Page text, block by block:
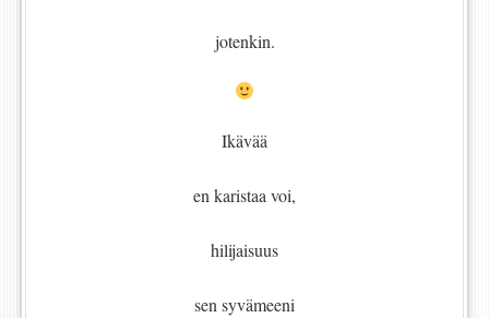
jotenkin.
Ikävää
en karistaa voi,
hilijaisuus
sen syvämeeni